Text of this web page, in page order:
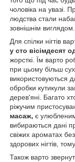
чоловіка на увазі.
людства стали
зовнішнім виглядом.
Для спілки нігтів
у сто вісімдесят
жорсткі. Їм варто
при цьому більш
використовуються
обробки кутикули
дерев'яні. Багато
ріжучим
масаж, є
вибираються дані
свіжих ароматах
здорових нігтів,
Також варто